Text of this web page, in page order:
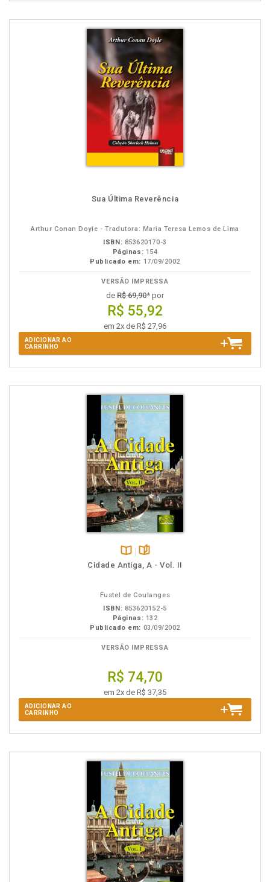
Sua Última Reverência
Arthur Conan Doyle - Tradutora: Maria Teresa Lemos de Lima
ISBN: 853620170-3
Páginas: 154
Publicado em: 17/09/2002
VERSÃO IMPRESSA
de R$ 69,90* por
R$ 55,92
em 2x de R$ 27,96
ADICIONAR AO
CARRINHO
Disponívelpáginas
Cidade Antiga, A - Vol. II
Fustel de Coulanges
ISBN: 853620152-5
Páginas: 132
Publicado em: 03/09/2002
VERSÃO IMPRESSA
R$ 74,70
em 2x de R$ 37,35
ADICIONAR AO
CARRINHO